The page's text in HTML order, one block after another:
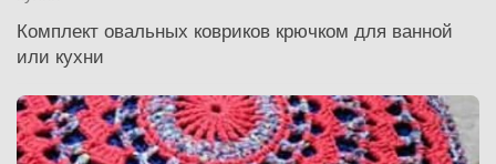
Комплект овальных ковриков крючком для ванной
или кухни